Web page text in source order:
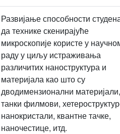
Развијање способности
да технике скенирајуће
микроскопије користе у
раду у циљу истраживања
различитих наноструктура и
материјала као што су
дводимензионални материјали,
танки филмови,
нанокристали, квантне тачке,
наночестице, итд.